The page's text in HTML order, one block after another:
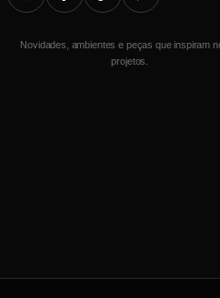
Novidades, ambientes e peças que inspiram
projetos.